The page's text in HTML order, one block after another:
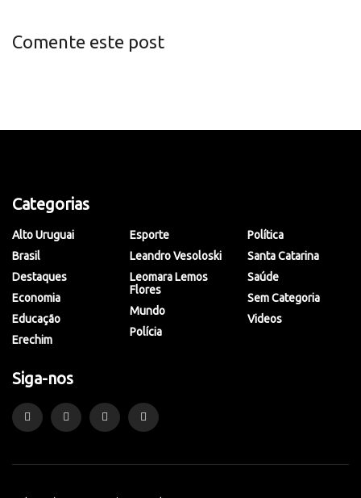
Comente este post
Categorias
Alto Uruguai
Brasil
Destaques
Economia
Educação
Erechim
Esporte
Leandro Vesoloski
Leomara Lemos
Flores
Mundo
Polícia
Política
Santa Catarina
Saúde
Sem Categoria
Videos
Siga-nos